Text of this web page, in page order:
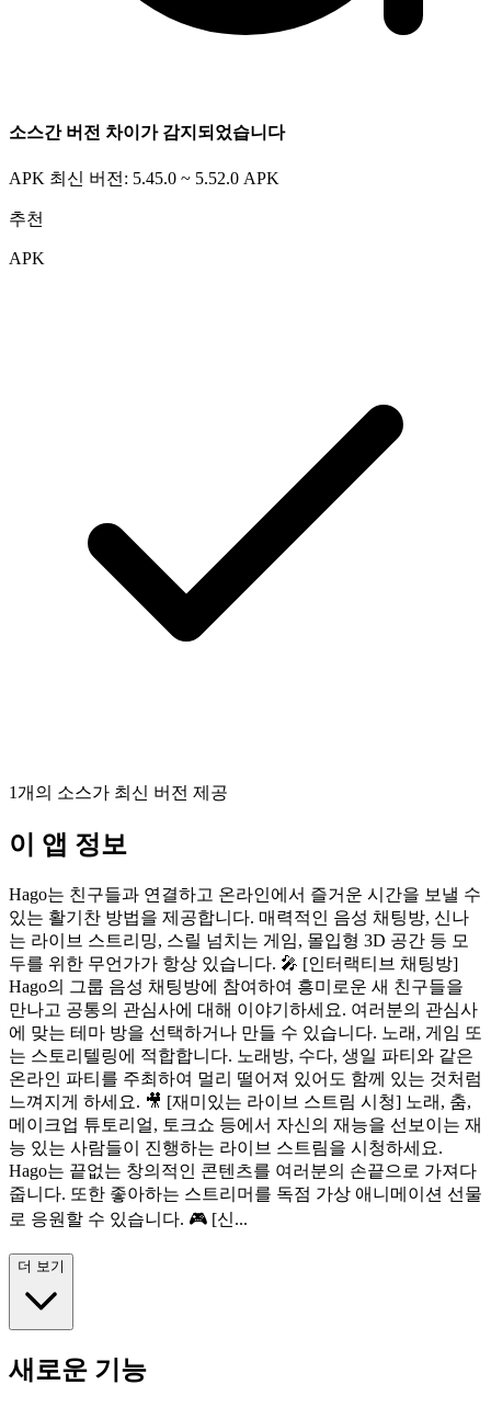
소스간 버전 차이가 감지되었습니다
APK 최신 버전: 5.45.0 ~ 5.52.0 APK
추천
APK
1개의 소스가 최신 버전 제공
이 앱 정보
Hago는 친구들과 연결하고 온라인에서 즐거운 시간을 보낼 수
있는 활기찬 방법을 제공합니다. 매력적인 음성 채팅방, 신나
는 라이브 스트리밍, 스릴 넘치는 게임, 몰입형 3D 공간 등 모
두를 위한 무언가가 항상 있습니다. 🎤 [인터랙티브 채팅방]
Hago의 그룹 음성 채팅방에 참여하여 흥미로운 새 친구들을
만나고 공통의 관심사에 대해 이야기하세요. 여러분의 관심사
에 맞는 테마 방을 선택하거나 만들 수 있습니다. 노래, 게임 또
는 스토리텔링에 적합합니다. 노래방, 수다, 생일 파티와 같은
온라인 파티를 주최하여 멀리 떨어져 있어도 함께 있는 것처럼
느껴지게 하세요. 🎥 [재미있는 라이브 스트림 시청] 노래, 춤,
메이크업 튜토리얼, 토크쇼 등에서 자신의 재능을 선보이는 재
능 있는 사람들이 진행하는 라이브 스트림을 시청하세요.
Hago는 끝없는 창의적인 콘텐츠를 여러분의 손끝으로 가져다
줍니다. 또한 좋아하는 스트리머를 독점 가상 애니메이션 선물
로 응원할 수 있습니다. 🎮 [신...
더 보기
새로운 기능